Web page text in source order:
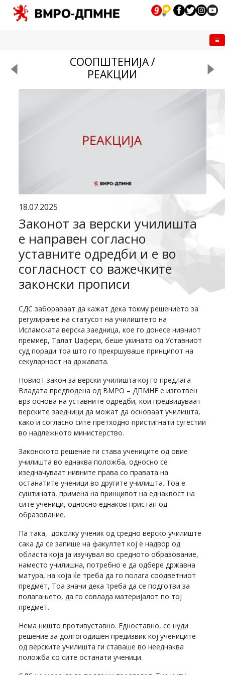
СООПШТЕНИЈА /
РЕАКЦИИ
18.07.2025
Законот за верски училишта
е направен согласно
уставните одредби и е во
согласност со важечките
законски прописи
СДС забораваат да кажат дека токму решението за
регулирање на статусот на училиштето на
Исламската верска заедница, кое го донесе нивниот
премиер, Талат Џафери, беше укинато од Уставниот
суд поради тоа што го прекршуваше принципот на
секуларност на државата.
Новиот закон за верски училишта кој го предлага
Владата предводена од ВМРО – ДПМНЕ е изготвен
врз основа на уставните одредби, кои предвидуваат
верските заедници да можат да основаат училишта,
како и согласно сите претходно пристигнати сугестии
во надлежното министерство.
Законското решение ги става учениците од овие
училишта во еднаква положба, односно се
изедначуваат нивните права со правата на
останатите ученици во другите училишта. Тоа е
суштината, примена на принципот на еднаквост на
сите ученици, односно еднаков пристап од
образование.
Па така, доколку ученик од средно верско училиште
сака да се запише на факултет кој е надвор од
областа која ја изучувал во средното образование,
наместо училишна, потребно е да одбере државна
матура, на која ќе треба да го полага соодветниот
предмет, Тоа значи дека треба да се подготви за
полагањето, да го совлада материјалот по тој
предмет.
Нема ништо противуставно. Едноставно, се нуди
решение за долгогодишен предизвик кој учениците
од верските училишта ги ставаше во нееднаква
положба со сите останати ученици.